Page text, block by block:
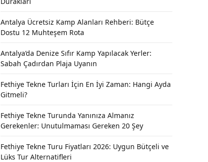
Antalya Ücretsiz Kamp Alanları Rehberi: Bütçe
Dostu 12 Muhteşem Rota
Antalya’da Denize Sıfır Kamp Yapılacak Yerler:
Sabah Çadırdan Plaja Uyanın
Fethiye Tekne Turları İçin En İyi Zaman: Hangi Ayda
Gitmeli?
Fethiye Tekne Turunda Yanınıza Almanız
Gerekenler: Unutulmaması Gereken 20 Şey
Fethiye Tekne Turu Fiyatları 2026: Uygun Bütçeli ve
Lüks Tur Alternatifleri